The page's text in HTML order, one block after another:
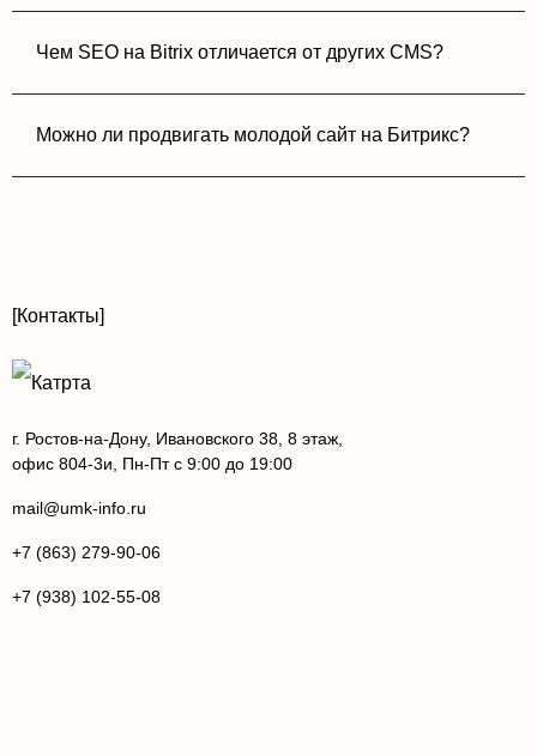
SEO Битрикс в Москве;
Чем SEO на Bitrix отличается от других CMS?
Можно ли продвигать молодой сайт на Битрикс?
[Контакты]
г. Ростов-на-Дону, Ивановского 38, 8 этаж,
офис 804-3и, Пн-Пт с 9:00 до 19:00
mail@umk-info.ru
+7 (863) 279-90-06
+7 (938) 102-55-08